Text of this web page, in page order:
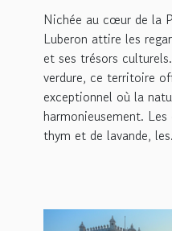
nature et
Nichée au cœur de la
Luberon attire les
et ses trésors
verdure, ce territoire
exceptionnel où la
harmonieusement.
thym et de lavande,